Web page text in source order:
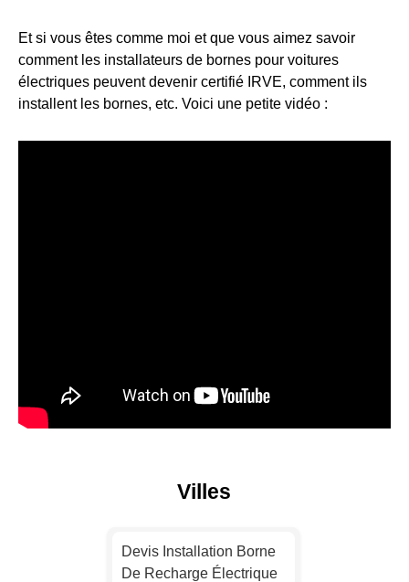
Et si vous êtes comme moi et que vous aimez savoir
comment les installateurs de bornes pour voitures
électriques peuvent devenir certifié IRVE, comment ils
installent les bornes, etc. Voici une petite vidéo :
Villes
Devis Installation Borne
De Recharge Électrique